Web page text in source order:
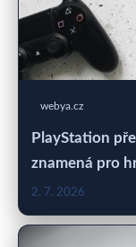
webya.cz
PlayStation
znamená pro
2. 7. 2026